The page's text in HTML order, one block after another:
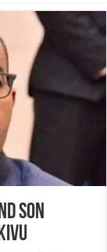
son